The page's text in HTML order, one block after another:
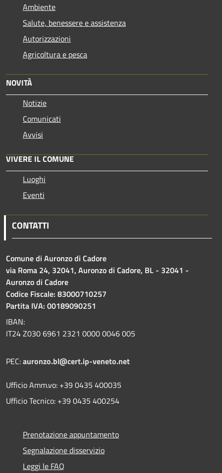
Ambiente
Salute, benessere e assistenza
Autorizzazioni
Agricoltura e pesca
NOVITÀ
Notizie
Comunicati
Avvisi
VIVERE IL COMUNE
Luoghi
Eventi
CONTATTI
Comune di Auronzo di Cadore
via Roma 24, 32041, Auronzo di Cadore, BL - 32041 -
Auronzo di Cadore
Codice Fiscale: 83000710257
Partita IVA: 00189090251
IBAN:
IT24 Z030 6961 2321 0000 0046 005
PEC:auronzo.bl@cert.ip-veneto.net
Ufficio Amm.vo: +39 0435 400035
Ufficio Tecnico: +39 0435 400254
Prenotazione appuntamento
Segnalazione disservizio
Leggi le FAQ